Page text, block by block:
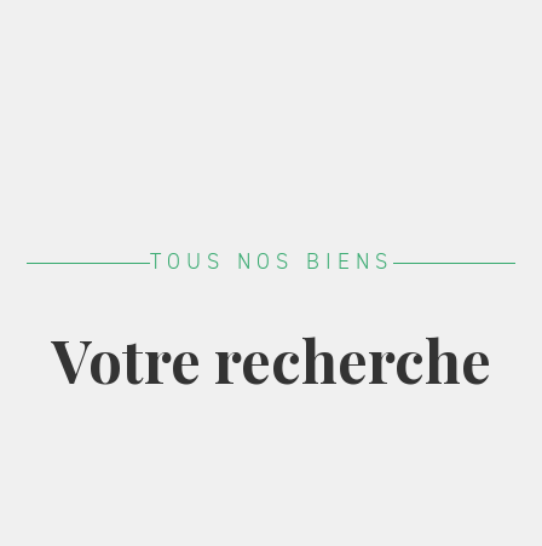
TOUS NOS BIENS
Votre recherche